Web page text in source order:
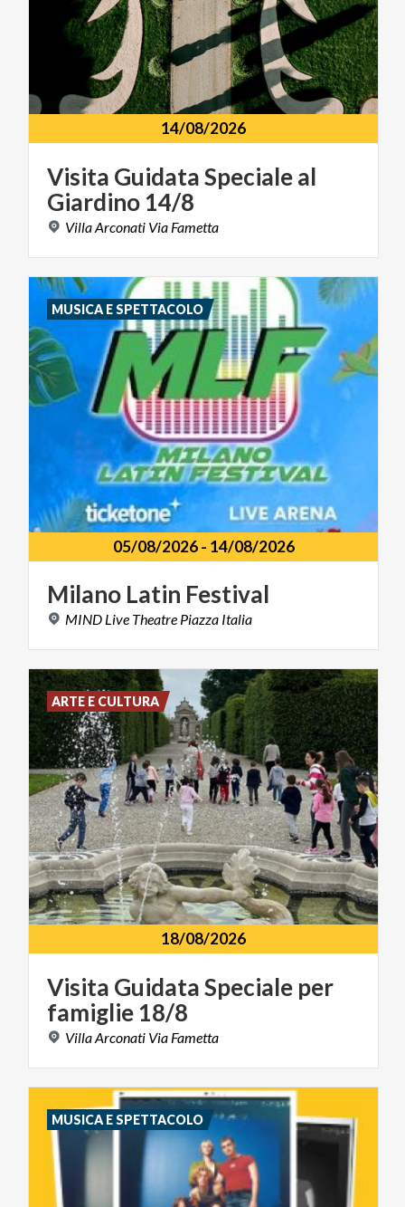
14/08/2026
Visita GuidataSpecialeal
Giardino 14/8
VillaArconati Via Fametta
05/08/2026- 14/08/2026
Milano Latin Festival
MIND Live Theatre Piazza Italia
MUSICA E SPETTACOLO
18/08/2026
Visita GuidataSpeciale per
famiglie 18/8
VillaArconati Via Fametta
ARTE E CULTURA
MUSICA E SPETTACOLO